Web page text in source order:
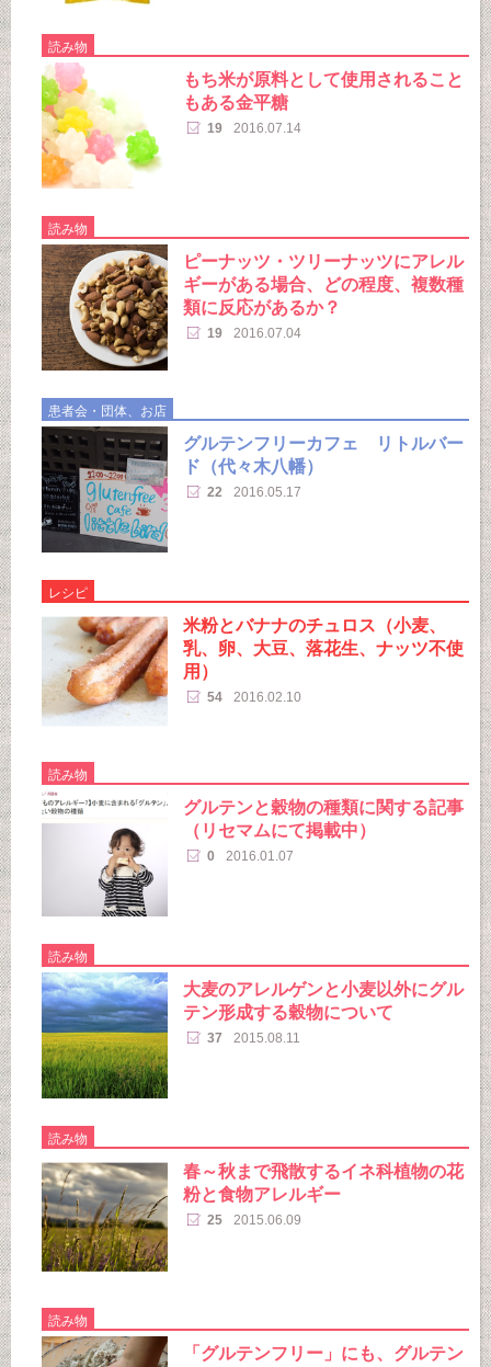
読み物
もち米が原料として使用されること
もある金平糖
19 2016.07.14
読み物
ピーナッツ・ツリーナッツにアレル
ギーがある場合、どの程度、複数種
類に反応があるか？
19 2016.07.04
患者会・団体、お店
グルテンフリーカフェ リトルバー
ド（代々木八幡）
22 2016.05.17
レシピ
米粉とバナナのチュロス（小麦、
乳、卵、大豆、落花生、ナッツ不使
用）
54 2016.02.10
読み物
グルテンと穀物の種類に関する記事
（リセマムにて掲載中）
0 2016.01.07
読み物
大麦のアレルゲンと小麦以外にグル
テン形成する穀物について
37 2015.08.11
読み物
春～秋まで飛散するイネ科植物の花
粉と食物アレルギー
25 2015.06.09
読み物
「グルテンフリー」にも、グルテン